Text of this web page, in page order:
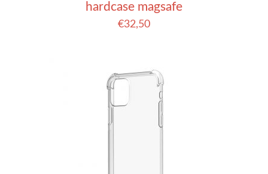
hardcase magsafe
€32,50